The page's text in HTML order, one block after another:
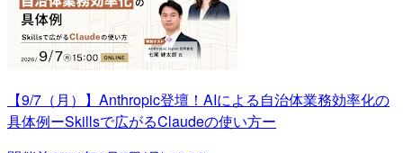
【9/7（月）】Anthropic登壇！AIによる自治体業務効率化の
具体例ーSkillsで広がるClaudeの使い方ー